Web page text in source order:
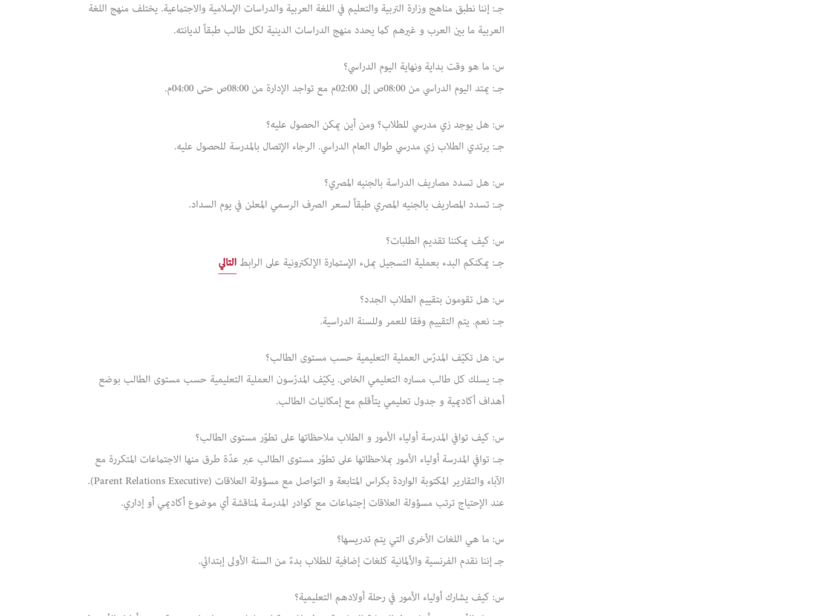
جـ: إننا نطبق مناهج وزارة التربية والتعليم في اللغة العربية والدراسات الإسلامية والاجتماعية. يختلف منهج اللغة
العربية ما بين العرب و غيرهم كما يحدد منهج الدراسات الدينية لكل طالب طبقاً لديانته.
س: ما هو وقت بداية ونهاية اليوم الدراسي؟
جـ: يمتد اليوم الدراسي من 08:00ص إلى 02:00م مع تواجد الإدارة من 08:00ص حتى 04:00م.
س: هل يوجد زي مدرسي للطلاب؟ ومن أين يمكن الحصول عليه؟
جـ: يرتدي الطلاب زي مدرسي طوال العام الدراسي. الرجاء الإتصال بالمدرسة للحصول عليه.
س: هل تسدد مصاريف الدراسة بالجنيه المصري؟
جـ: تسدد المصاريف بالجنيه المصري طبقاً لسعر الصرف الرسمي المعلن في يوم السداد.
س: كيف يمكننا تقديم الطلبات؟
جـ: يمكنكم البدء بعملية التسجيل بملء الإستمارة الإلكترونية على الرابطالتالي
س: هل تقومون بتقييم الطلاب الجدد؟
جـ: نعم. يتم التقييم وفقا للعمر وللسنة الدراسية.
س: هل تكيّف المدرّس العملية التعليمية حسب مستوى الطالب؟
جـ: يسلك كل طالب مساره التعليمي الخاص. يكيّف المدرّسون العملية التعليمية حسب مستوى الطالب بوضع
أهداف أكاديمية و جدول تعليمي يتأقلم مع إمكانيات الطالب.
س: كيف توافي المدرسة أولياء الأمور و الطلاب ملاحظاتها على تطوّر مستوى الطالب؟
جـ: توافي المدرسة أولياء الأمور بملاحظاتها على تطوّر مستوى الطالب عبر عدّة طرق منها الاجتماعات المتكررة مع
الآباء والتقارير المكتوبة الواردة بكراس المتابعة و التواصل مع مسؤولة العلاقات (Parent Relations Executive).
عند الإحتياج ترتب مسؤولة العلاقات إجتماعات مع كوادر المدرسة لمناقشة أي موضوع أكاديمي أو إداري.
س: ما هي اللغات الأخرى التي يتم تدريسها؟
جـ إننا نقدم الفرنسية والألمانية كلغات إضافية للطلاب بدءً من السنة الأولى إبتدائي.
س: كيف يشارك أولياء الأمور في رحلة أولادهم التعليمية؟